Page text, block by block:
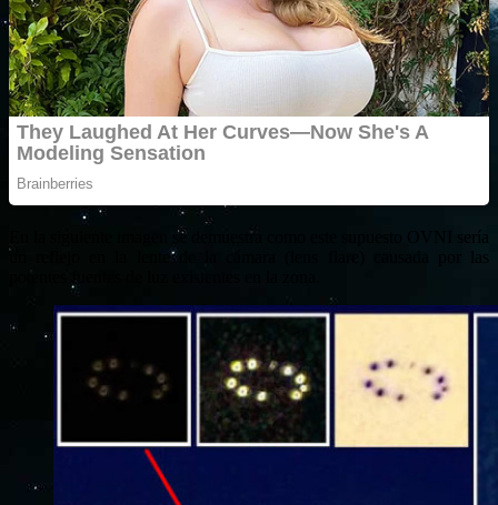
En la siguiente imagen se demuestra como este supuesto OVNI sería
un reflejo en la lente de la cámara (lens flare) causada por las